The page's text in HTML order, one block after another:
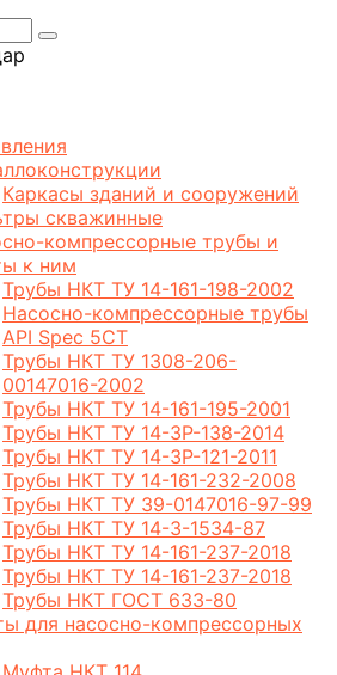
Каркасы зданий и сооружений
скважинные
компрессорные трубы и
к ним
Трубы НКТ ТУ 14-161-198-2002
Насосно-компрессорные трубы
API Spec 5CT
Трубы НКТ ТУ 1308-206-
00147016-2002
Трубы НКТ ТУ 14-161-195-2001
Трубы НКТ ТУ 14-3Р-138-2014
Трубы НКТ ТУ 14-3Р-121-2011
Трубы НКТ ТУ 14-161-232-2008
Трубы НКТ ТУ 39-0147016-97-99
Трубы НКТ ТУ 14-3-1534-87
Трубы НКТ ТУ 14-161-237-2018
Трубы НКТ ТУ 14-161-237-2018
Трубы НКТ ГОСТ 633-80
для насосно-компрессорных